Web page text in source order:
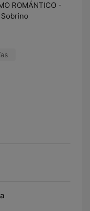
ROMÁNTICO -